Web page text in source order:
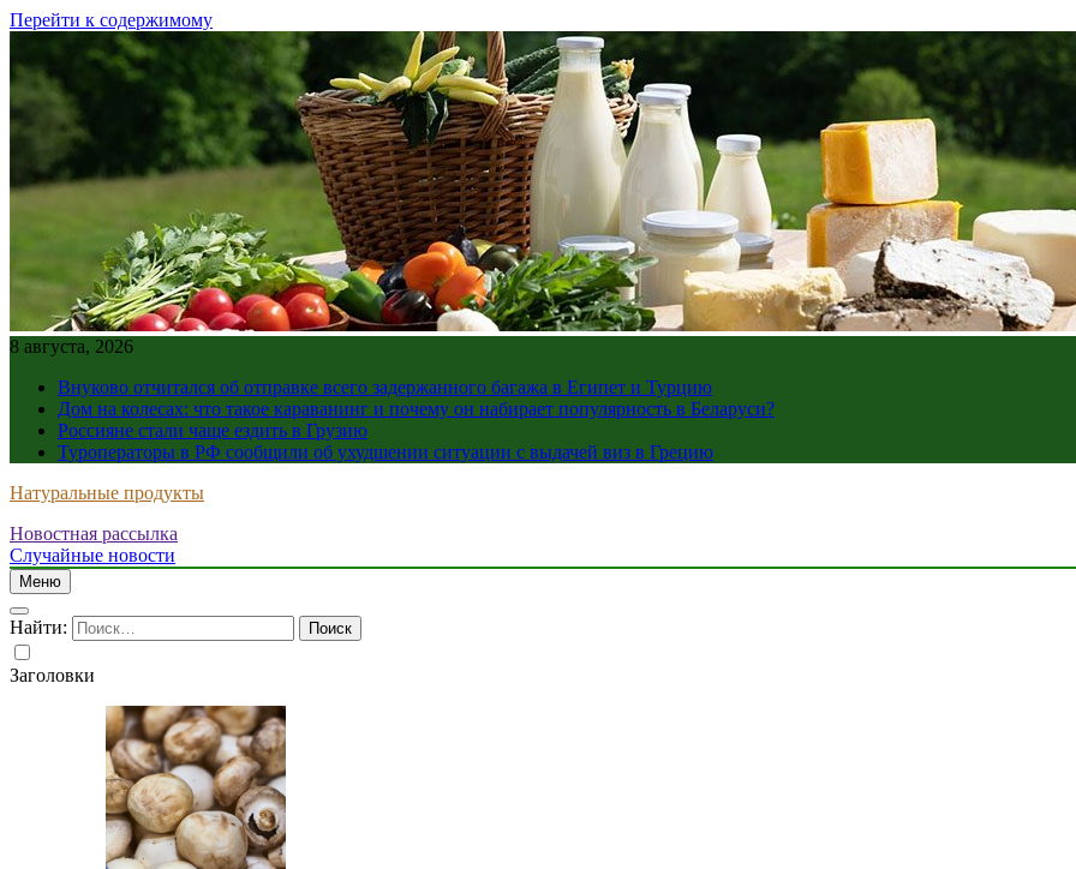
Перейти к содержимому
8 августа, 2026
Внуково отчитался об отправке всего задержанного багажа в Египет и Турцию
Дом на колесах: что такое караванинг и почему он набирает популярность в Беларуси?
Россияне стали чаще ездить в Грузию
Туроператоры в РФ сообщили об ухудшении ситуации с выдачей виз в Грецию
Натуральные продукты
Новостная рассылка
Случайные новости
Меню
Найти:
Заголовки